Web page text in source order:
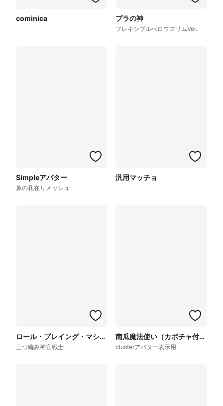
cominica プラの神
フレキシブルべロウズリムVer.
Simpleアバター
鼻の孔在りメッシュ
汎用マッチョ
ロール・プレイング・マシーン（ズ）
三つ編み神官戦士
南瓜魔法使い（カボチャ付き魔法使いコスプレイ）
clusterアバター表示用